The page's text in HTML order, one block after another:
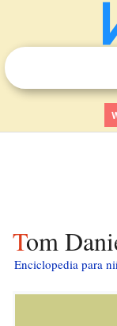
Tom
Enciclopedia para